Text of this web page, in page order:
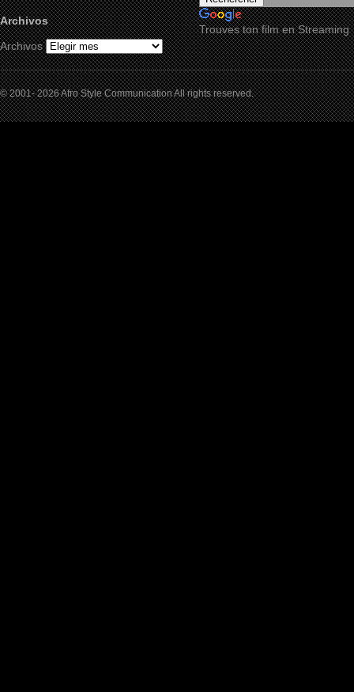
Archivos
Archivos
Trouves ton film en Streaming
© 2001- 2026 Afro Style Communication All rights reserved.